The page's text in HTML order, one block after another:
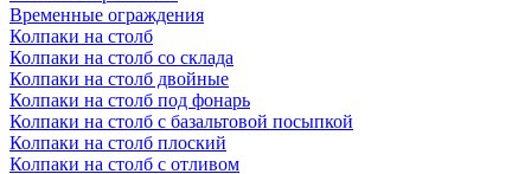
Временные ограждения
Колпаки на столб
Колпаки на столб со склада
Колпаки на столб двoйные
Колпаки на столб под фонарь
Колпаки на столб с базальтовой посыпкой
Колпаки на столб плоский
Колпаки на столб с отливом